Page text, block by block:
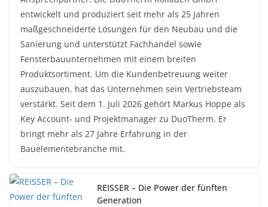
entwickelt und produziert seit mehr als 25 Jahren
maßgeschneiderte Lösungen für den Neubau und die
Sanierung und unterstützt Fachhandel sowie
Fensterbauunternehmen mit einem breiten
Produktsortiment. Um die Kundenbetreuung weiter
auszubauen, hat das Unternehmen sein Vertriebsteam
verstärkt. Seit dem 1. Juli 2026 gehört Markus Hoppe als
Key Account- und Projektmanager zu DuoTherm. Er
bringt mehr als 27 Jahre Erfahrung in der
Bauelementebranche mit.
REISSER – Die Power der fünften
Generation